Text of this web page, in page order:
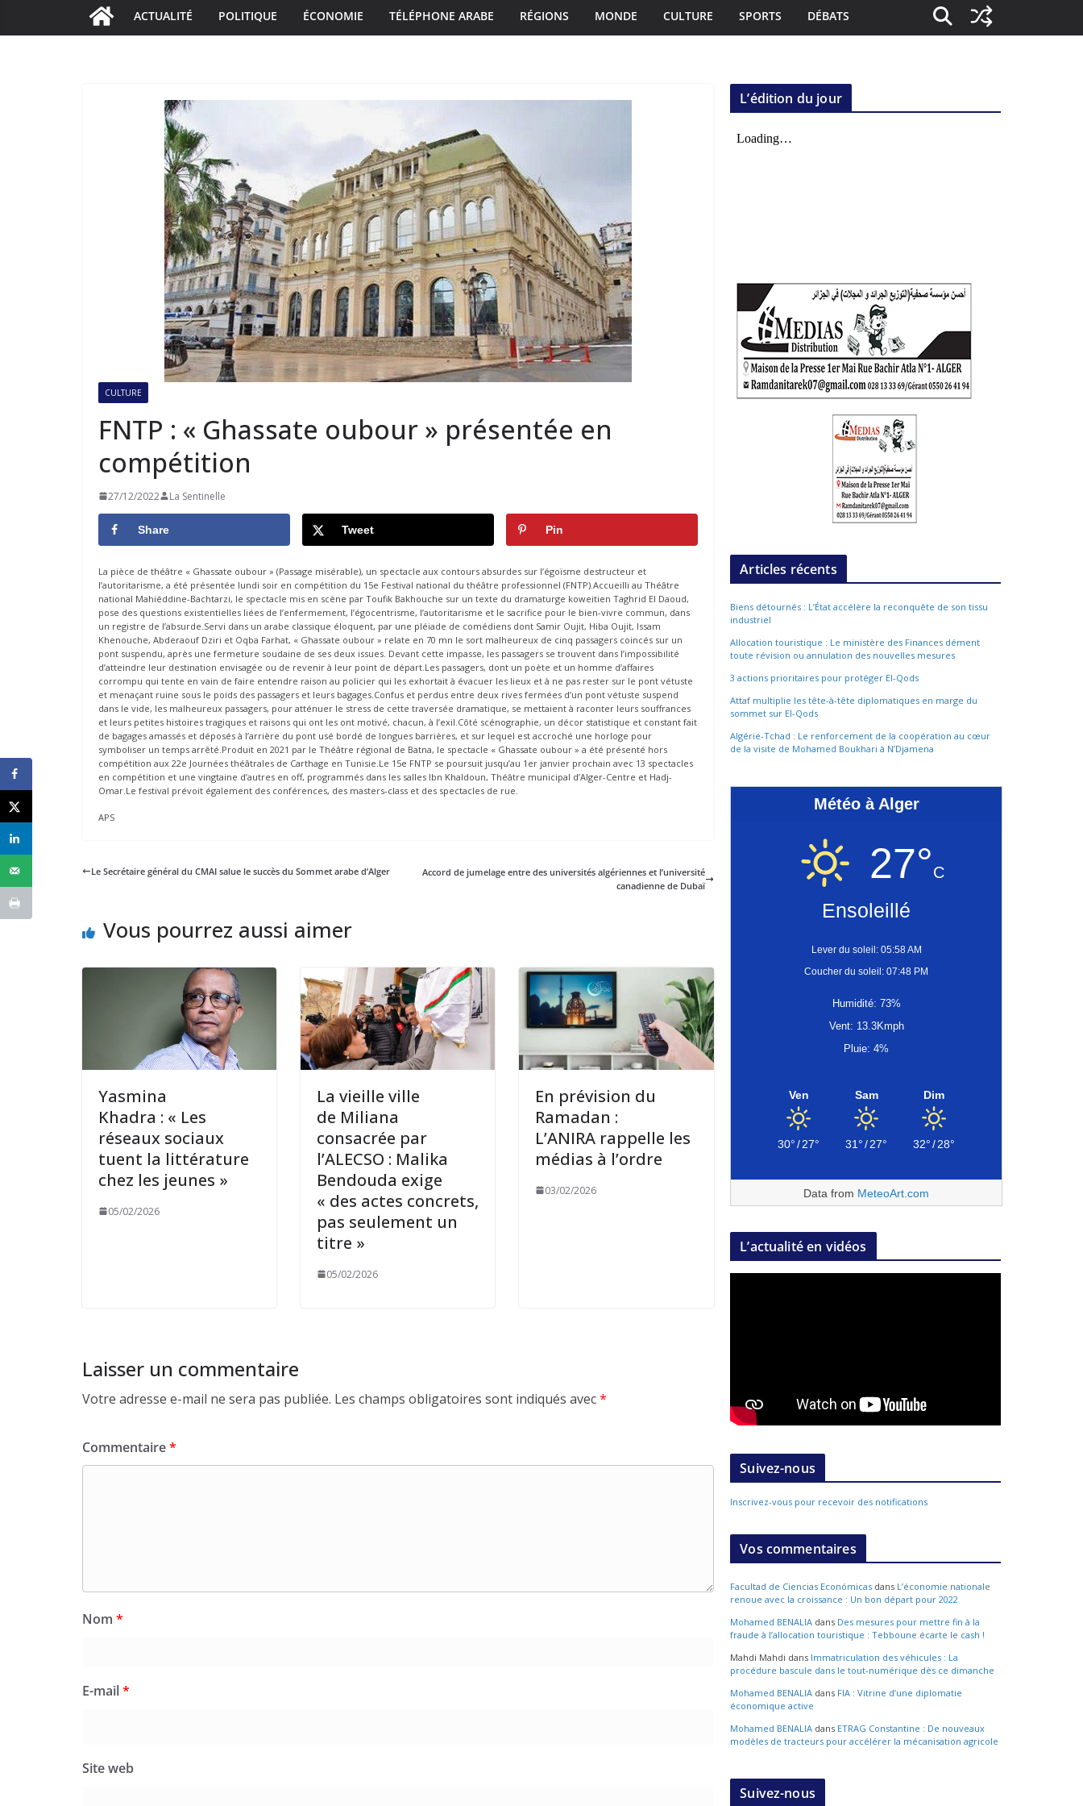
ACTUALITÉ POLITIQUE ÉCONOMIE TÉLÉPHONE ARABE RÉGIONS MONDE CULTURE SPORTS DÉBATS
CULTURE
FNTP : « Ghassate oubour » présentée en
compétition
27/12/2022 La Sentinelle
Share Tweet Pin
La pièce de théâtre « Ghassate oubour » (Passage misérable), un spectacle aux contours absurdes sur l’égoïsme destructeur et
l’autoritarisme, a été présentée lundi soir en compétition du 15e Festival national du théâtre professionnel (FNTP).Accueilli au Théâtre
national Mahiéddine-Bachtarzi, le spectacle mis en scène par Toufik Bakhouche sur un texte du dramaturge koweitien Taghrid El Daoud,
pose des questions existentielles liées de l’enfermement, l’égocentrisme, l’autoritarisme et le sacrifice pour le bien-vivre commun, dans
un registre de l’absurde.Servi dans un arabe classique éloquent, par une pléiade de comédiens dont Samir Oujit, Hiba Oujit, Issam
Khenouche, Abderaouf Dziri et Oqba Farhat, « Ghassate oubour » relate en 70 mn le sort malheureux de cinq passagers coincés sur un
pont suspendu, après une fermeture soudaine de ses deux issues. Devant cette impasse, les passagers se trouvent dans l’impossibilité
d’atteindre leur destination envisagée ou de revenir à leur point de départ.Les passagers, dont un poète et un homme d’affaires
corrompu qui tente en vain de faire entendre raison au policier qui les exhortait à évacuer les lieux et à ne pas rester sur le pont vétuste
et menaçant ruine sous le poids des passagers et leurs bagages.Confus et perdus entre deux rives fermées d’un pont vétuste suspend
dans le vide, les malheureux passagers, pour atténuer le stress de cette traversée dramatique, se mettaient à raconter leurs souffrances
et leurs petites histoires tragiques et raisons qui ont les ont motivé, chacun, à l’exil.Côté scénographie, un décor statistique et constant fait
de bagages amassés et déposés à l’arrière du pont usé bordé de longues barrières, et sur lequel est accroché une horloge pour
symboliser un temps arrêté.Produit en 2021 par le Théâtre régional de Batna, le spectacle « Ghassate oubour » a été présenté hors
compétition aux 22e Journées théâtrales de Carthage en Tunisie.Le 15e FNTP se poursuit jusqu’au 1er janvier prochain avec 13 spectacles
en compétition et une vingtaine d’autres en off, programmés dans les salles Ibn Khaldoun, Théâtre municipal d’Alger-Centre et Hadj-
Omar.Le festival prévoit également des conférences, des masters-class et des spectacles de rue.
APS
Le Secrétaire général du CMAI salue le succès du Sommet arabe d’Alger
Accord de jumelage entre des universités algériennes et l’université
canadienne de Dubaï
Vous pourrez aussi aimer
Yasmina
Khadra : « Les
réseaux sociaux
tuent la littérature
chez les jeunes »
05/02/2026
La vieille ville
de Miliana
consacrée par
l’ALECSO : Malika
Bendouda exige
« des actes concrets,
pas seulement un
titre »
05/02/2026
En prévision du
Ramadan :
L’ANIRA rappelle les
médias à l’ordre
03/02/2026
Laisser un commentaire
Votre adresse e-mail ne sera pas publiée. Les champs obligatoires sont indiqués avec*
Commentaire*
Nom *
E-mail*
Site web
L’édition du jour
Articles récents
Biens détournés : L’État accélère la reconquête de son tissu
industriel
Allocation touristique : Le ministère des Finances dément
toute révision ou annulation des nouvelles mesures
3 actions prioritaires pour protéger El-Qods
Attaf multiplie les tête-à-tête diplomatiques en marge du
sommet sur El-Qods
Algérie-Tchad : Le renforcement de la coopération au cœur
de la visite de Mohamed Boukhari à N’Djamena
Météo à Alger
27°C
Ensoleillé
Lever du soleil: 05:58 AM
Coucher du soleil: 07:48 PM
Humidité: 73%
Vent: 13.3Kmph
Pluie: 4%
Ven
30°/27°
Sam
31°/27°
Dim
32°/28°
Data from MeteoArt.com
L’actualité en vidéos
Suivez-nous
Inscrivez-vous pour recevoir des notifications
Vos commentaires
Facultad de Ciencias Económicas dans L’économie nationale
renoue avec la croissance : Un bon départ pour 2022
Mohamed BENALIA dans Des mesures pour mettre fin à la
fraude à l’allocation touristique : Tebboune écarte le cash !
Mahdi Mahdi dans Immatriculation des véhicules : La
procédure bascule dans le tout-numérique dès ce dimanche
Mohamed BENALIA dans FIA : Vitrine d’une diplomatie
économique active
Mohamed BENALIA dans ETRAG Constantine : De nouveaux
modèles de tracteurs pour accélérer la mécanisation agricole
Suivez-nous